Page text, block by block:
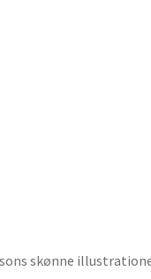
skønne